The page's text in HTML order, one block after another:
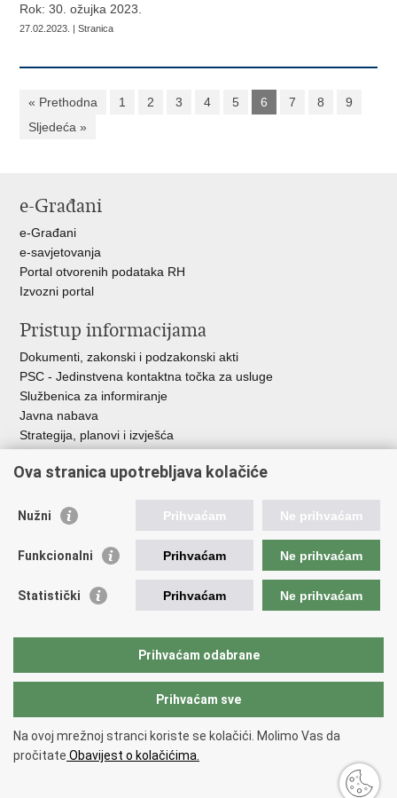
Rok: 30. ožujka 2023.
27.02.2023. | Stranica
« Prethodna 1 2 3 4 5 6 7 8
9
Sljedeća »
e-Građani
e-Građani
e-savjetovanja
Portal otvorenih podataka RH
Izvozni portal
Pristup informacijama
Dokumenti, zakonski i podzakonski akti
PSC - Jedinstvena kontaktna točka za usluge
Službenica za informiranje
Javna nabava
Strategija, planovi i izvješća
Korisne poveznice
Vlada RH
ASOO
CARNET
Copyright © 2026 Ministarstvo znanosti, obrazovanja i mladih.
korištenjaIzjava o pristupačnosti
Ova stranica upotrebljava kolačiće
Nužni Prihvaćam Ne prihvaćam
Funkcionalni Prihvaćam Ne prihvaćam
Statistički Prihvaćam Ne prihvaćam
Prihvaćam odabrane
Prihvaćam sve
Na ovoj mrežnoj stranci koriste se kolačići. Molimo Vas da
pročitate Obavijest o kolačićima.